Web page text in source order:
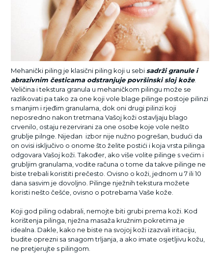
Mehanički piling je klasični piling koji u sebi sadrži granule i
abrazivnim česticama odstranjuje površinski sloj kože.
Veličina i tekstura granula u mehaničkom pilingu može se
razlikovati pa tako za one koji vole blage pilinge postoje pilinzi
s manjim i rjeđim granulama, dok oni drugi pilinzi koji
neposredno nakon tretmana Vašoj koži ostavljaju blago
crvenilo, ostaju rezervirani za one osobe koje vole nešto
grublje pilnge. Nijedan izbor nije nužno pogrešan, budući da
on ovisi isključivo o onome što želite postići i koja vrsta pilinga
odgovara Vašoj koži. Također, ako više volite pilinge s većim i
grubljim granulama, vodite računa o tome da takve pilinge ne
biste trebali koristiti prečesto. Ovisno o koži, jednom u 7 ili 10
dana sasvim je dovoljno. Pilinge nježnih tekstura možete
koristi nešto češće, ovisno o potrebama Vaše kože.
Koji god piling odabrali, nemojte biti grubi prema koži. Kod
korištenja pilinga, nježna masaža kružnim pokretima je
idealna. Dakle, kako ne biste na svojoj koži izazvali iritaciju,
budite oprezni sa snagom trljanja, a ako imate osjetljivu kožu,
ne pretjerujte s pilingom.